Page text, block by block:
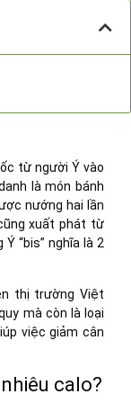
từ người Ý vào
là món bánh
nướng hai lần
xuất phát từ
“bis” nghĩa là 2
thị trường Việt
mà còn là loại
việc giảm cân
calo?